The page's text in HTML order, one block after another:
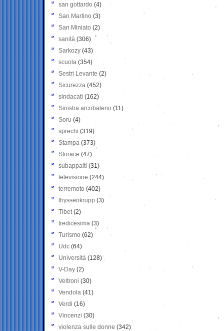
san gottardo (4)
San Martino (3)
San Miniato (2)
sanità (306)
Sarkozy (43)
scuola (354)
Sestri Levante (2)
Sicurezza (452)
sindacati (162)
Sinistra arcobaleno (11)
Soru (4)
sprechi (319)
Stampa (373)
Storace (47)
subappalti (31)
televisione(244)
terremoto (402)
thyssenkrupp (3)
Tibet(2)
tredicesima (3)
Turismo (62)
Udc (64)
Università (128)
V-Day (2)
Veltroni (30)
Vendola (41)
Verdi (16)
Vincenzi (30)
violenza sulle donne (342)